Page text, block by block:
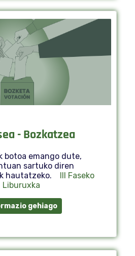
- Bozkatzea
botoa emango dute,
sartuko diren
hautatzeko.
III Faseko
Liburuxka
gehiago